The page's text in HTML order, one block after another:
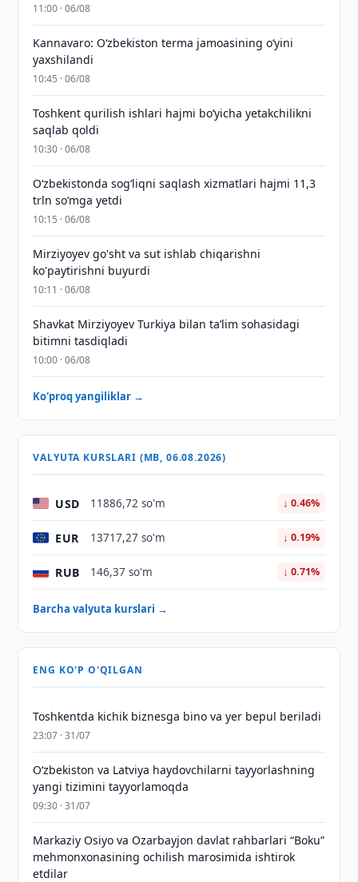
11:00 · 06/08
Kannavaro: O‘zbekiston terma jamoasining o‘yini
yaxshilandi
10:45 · 06/08
Toshkent qurilish ishlari hajmi bo‘yicha yetakchilikni
saqlab qoldi
10:30 · 06/08
O‘zbekistonda sog‘liqni saqlash xizmatlari hajmi 11,3
trln so‘mga yetdi
10:15 · 06/08
Mirziyoyev go'sht va sut ishlab chiqarishni
ko'paytirishni buyurdi
10:11 · 06/08
Shavkat Mirziyoyev Turkiya bilan taʼlim sohasidagi
bitimni tasdiqladi
10:00 · 06/08
Ko'proq yangiliklar →
VALYUTA KURSLARI (MB, 06.08.2026)
USD 11886,72 so'm ↓ 0.46%
EUR 13717,27 so'm ↓ 0.19%
RUB 146,37 so'm ↓ 0.71%
Barcha valyuta kurslari →
ENG KO'P O'QILGAN
Toshkentda kichik biznesga bino va yer bepul beriladi
23:07 · 31/07
Oʻzbekiston va Latviya haydovchilarni tayyorlashning
yangi tizimini tayyorlamoqda
09:30 · 31/07
Markaziy Osiyo va Ozarbayjon davlat rahbarlari “Boku”
mehmonxonasining ochilish marosimida ishtirok
etdilar